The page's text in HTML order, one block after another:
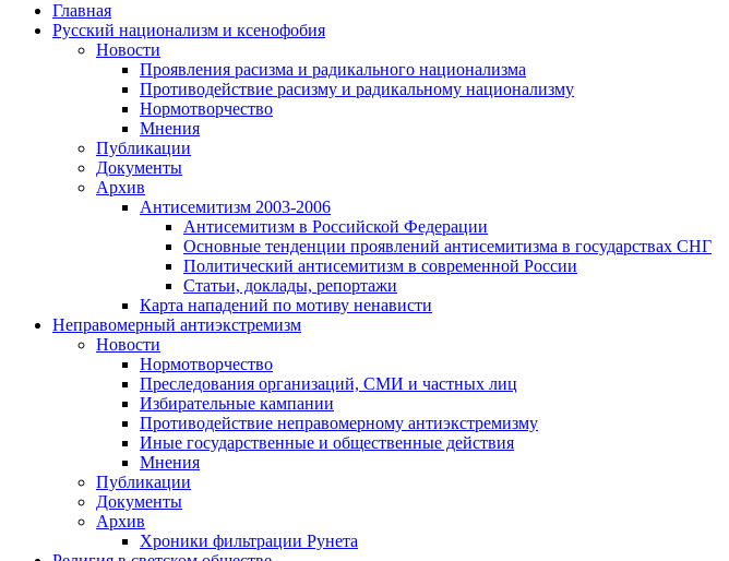
Главная
Русский национализм и ксенофобия
Новости
Проявления расизма и радикального национализма
Противодействие расизму и радикальному национализму
Нормотворчество
Мнения
Публикации
Документы
Архив
Антисемитизм 2003-2006
Антисемитизм в Российской Федерации
Основные тенденции проявлений антисемитизма в государствах СНГ
Политический антисемитизм в современной России
Статьи, доклады, репортажи
Карта нападений по мотиву ненависти
Неправомерный антиэкстремизм
Новости
Нормотворчество
Преследования организаций, СМИ и частных лиц
Избирательные кампании
Противодействие неправомерному антиэкстремизму
Иные государственные и общественные действия
Мнения
Публикации
Документы
Архив
Хроники фильтрации Рунета